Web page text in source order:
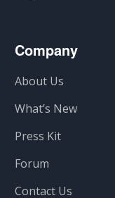
Company
About Us
What’s New
Press Kit
Forum
Contact Us